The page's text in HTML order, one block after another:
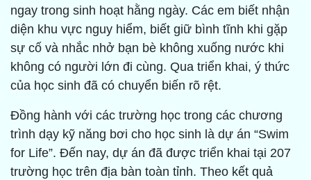
ngay trong sinh hoạt hằng ngày. Các em biết nhận
diện khu vực nguy hiểm, biết giữ bình tĩnh khi gặp
sự cố và nhắc nhở bạn bè không xuống nước khi
không có người lớn đi cùng. Qua triển khai, ý thức
của học sinh đã có chuyển biến rõ rệt.
Đồng hành với các trường học trong các chương
trình dạy kỹ năng bơi cho học sinh là dự án “Swim
for Life”. Đến nay, dự án đã được triển khai tại 207
trường học trên địa bàn toàn tỉnh. Theo kết quả